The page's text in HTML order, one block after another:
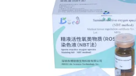
RICHIEDA